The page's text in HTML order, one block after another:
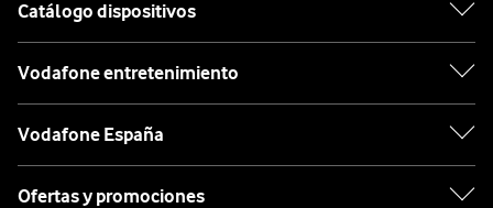
Catálogo dispositivos
Vodafone entretenimiento
Vodafone España
Ofertas y promociones